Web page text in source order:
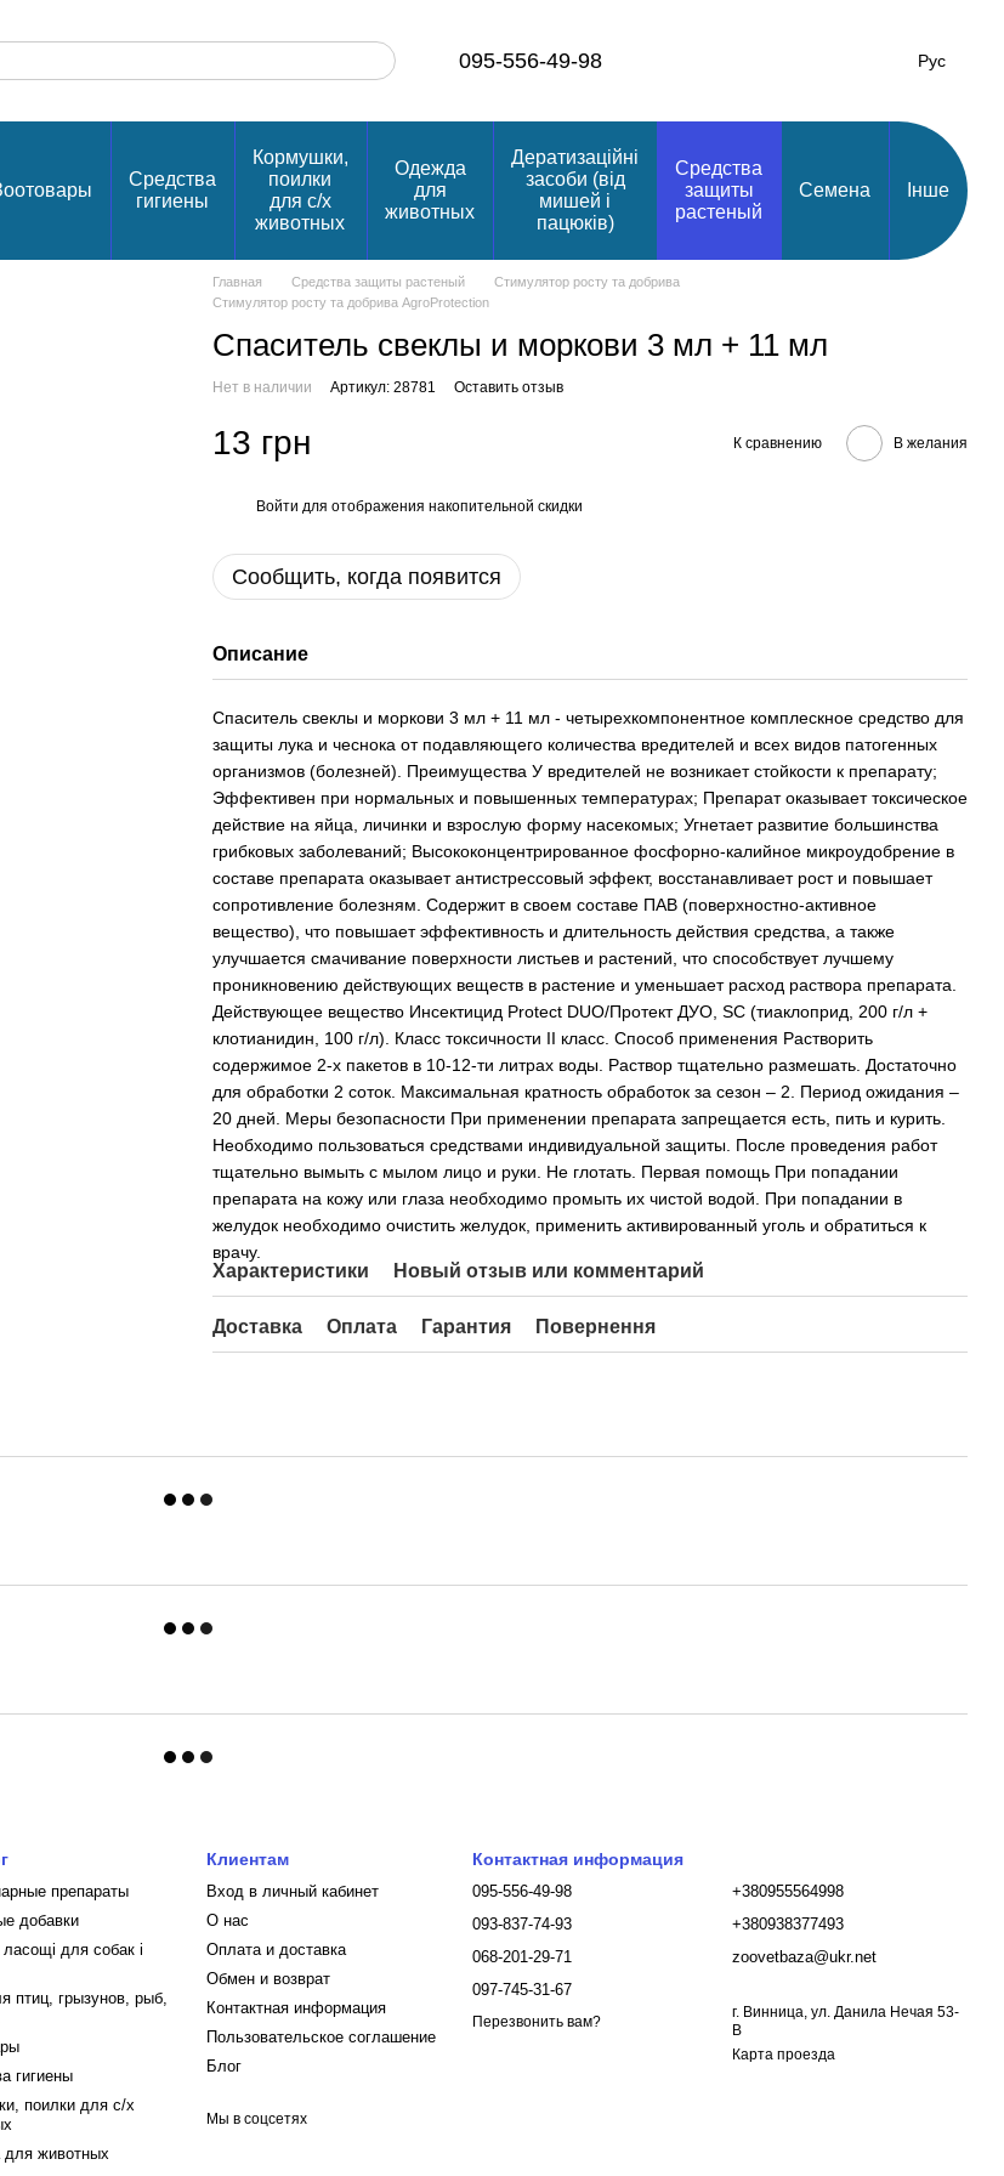
095-556-49-98 Рус
Средства
гигиены
Кормушки,
поилки
для с/х
животных
Одежда
для
животных
Дератизаційні
засоби (від
мишей і
пацюків)
Средства
защиты
растеный
Семена Інше
Главная Средства защиты растеный
Стимулятор росту та добрива
Стимулятор росту та добрива AgroProtection
Спаситель свеклы и моркови 3 мл + 11 мл
Нет в наличии Артикул: 28781 Оставить отзыв
13 грн К сравнению В желания
Войти для отображения накопительной скидки
Сообщить, когда появится
Описание
Спаситель свеклы и моркови 3 мл + 11 мл - четырехкомпонентное комплескное средство для
защиты лука и чеснока от подавляющего количества вредителей и всех видов патогенных
организмов (болезней). Преимущества У вредителей не возникает стойкости к препарату;
Эффективен при нормальных и повышенных температурах; Препарат оказывает токсическое
действие на яйца, личинки и взрослую форму насекомых; Угнетает развитие большинства
грибковых заболеваний; Высококонцентрированное фосфорно-калийное микроудобрение в
составе препарата оказывает антистрессовый эффект, восстанавливает рост и повышает
сопротивление болезням. Содержит в своем составе ПАВ (поверхностно-активное
вещество), что повышает эффективность и длительность действия средства, а также
улучшается смачивание поверхности листьев и растений, что способствует лучшему
проникновению действующих веществ в растение и уменьшает расход раствора препарата.
Действующее вещество Инсектицид Protect DUO/Протект ДУО, SC (тиаклоприд, 200 г/л +
клотианидин, 100 г/л). Класс токсичности II класс. Способ применения Растворить
содержимое 2-х пакетов в 10-12-ти литрах воды. Раствор тщательно размешать. Достаточно
для обработки 2 соток. Максимальная кратность обработок за сезон – 2. Период ожидания –
20 дней. Меры безопасности При применении препарата запрещается есть, пить и курить.
Необходимо пользоваться средствами индивидуальной защиты. После проведения работ
тщательно вымыть с мылом лицо и руки. Не глотать. Первая помощь При попадании
препарата на кожу или глаза необходимо промыть их чистой водой. При попадании в
желудок необходимо очистить желудок, применить активированный уголь и обратиться к
врачу.
Характеристики Новый отзыв или комментарий
Доставка Оплата Гарантия Повернення
препараты
добавки
для собак і
птиц, грызунов, рыб,
гигиены
поилки для с/х
животных
Клиентам
Вход в личный кабинет
О нас
Оплата и доставка
Обмен и возврат
Контактная информация
Пользовательское соглашение
Блог
Мы в соцсетях
Контактная информация
095-556-49-98
093-837-74-93
068-201-29-71
097-745-31-67
Перезвонить вам?
+380955564998
+380938377493
zoovetbaza@ukr.net
г. Винница, ул. Данила Нечая 53-
В
Карта проезда